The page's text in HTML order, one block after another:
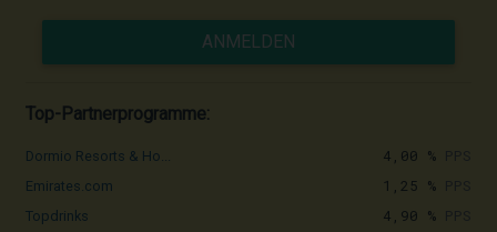
ANMELDEN
Top-Partnerprogramme:
Dormio Resorts & Ho... 4,00 %
Emirates.com 1,25 %
Topdrinks 4,90 %